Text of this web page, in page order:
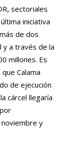
sectoriales
iniciativa
de dos
y a través de la
millones. Es
Calama
de ejecución
cárcel llegaría
y